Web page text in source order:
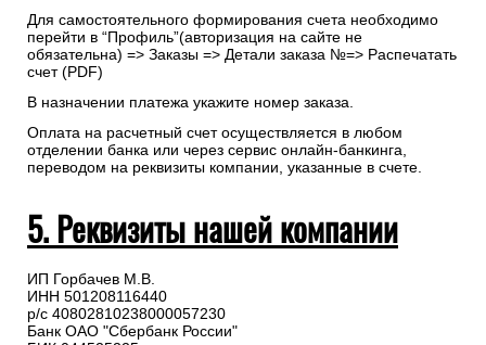
Для самостоятельного формирования счета необходимо
перейти в “Профиль”(авторизация на сайте не
обязательна) => Заказы => Детали заказа №=> Распечатать
счет (PDF)
В назначении платежа укажите номер заказа.
Оплата на расчетный счет осуществляется в любом
отделении банка или через сервис онлайн-банкинга,
переводом на реквизиты компании, указанные в счете.
5. Реквизиты нашей компании
ИП Горбачев М.В.
ИНН 501208116440
р/с 40802810238000057230
Банк ОАО "Сбербанк России"